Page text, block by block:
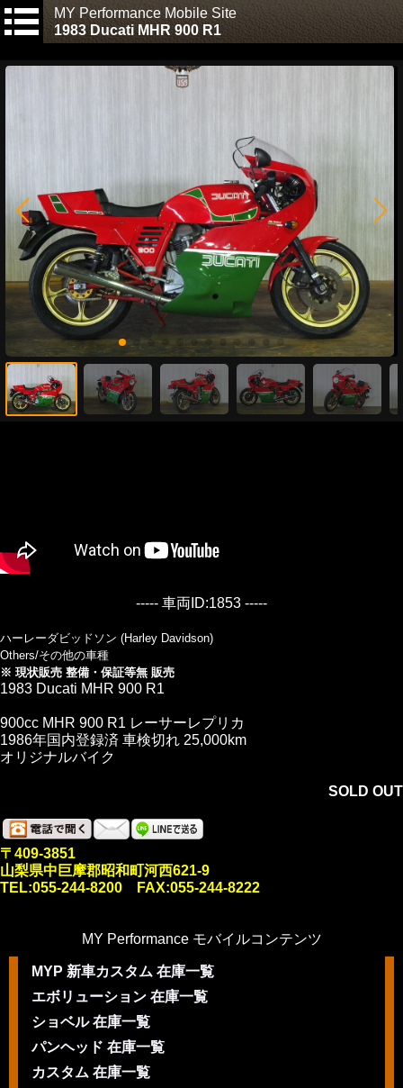
MY Performance Mobile Site
1983 Ducati MHR 900 R1
----- 車両ID:1853 -----
ハーレーダビッドソン (Harley Davidson)
Others/その他の車種
※ 現状販売 整備・保証等無 販売
1983 Ducati MHR 900 R1
900cc MHR 900 R1 レーサーレプリカ
1986年国内登録済 車検切れ 25,000km
オリジナルバイク
SOLD OUT
〒409-3851
山梨県中巨摩郡昭和町河西621-9
TEL:055-244-8200 FAX:055-244-8222
MY Performance モバイルコンテンツ
MYP 新車カスタム 在庫一覧
エボリューション 在庫一覧
ショベル 在庫一覧
パンヘッド 在庫一覧
カスタム 在庫一覧